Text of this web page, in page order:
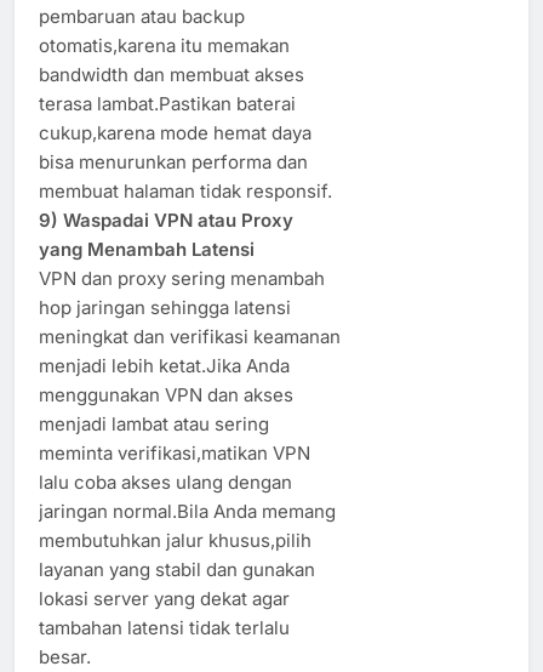
pembaruan atau backup
otomatis,karena itu memakan
bandwidth dan membuat akses
terasa lambat.Pastikan baterai
cukup,karena mode hemat daya
bisa menurunkan performa dan
membuat halaman tidak responsif.
9) Waspadai VPN atau Proxy
yang Menambah Latensi
VPN dan proxy sering menambah
hop jaringan sehingga latensi
meningkat dan verifikasi keamanan
menjadi lebih ketat.Jika Anda
menggunakan VPN dan akses
menjadi lambat atau sering
meminta verifikasi,matikan VPN
lalu coba akses ulang dengan
jaringan normal.Bila Anda memang
membutuhkan jalur khusus,pilih
layanan yang stabil dan gunakan
lokasi server yang dekat agar
tambahan latensi tidak terlalu
besar.